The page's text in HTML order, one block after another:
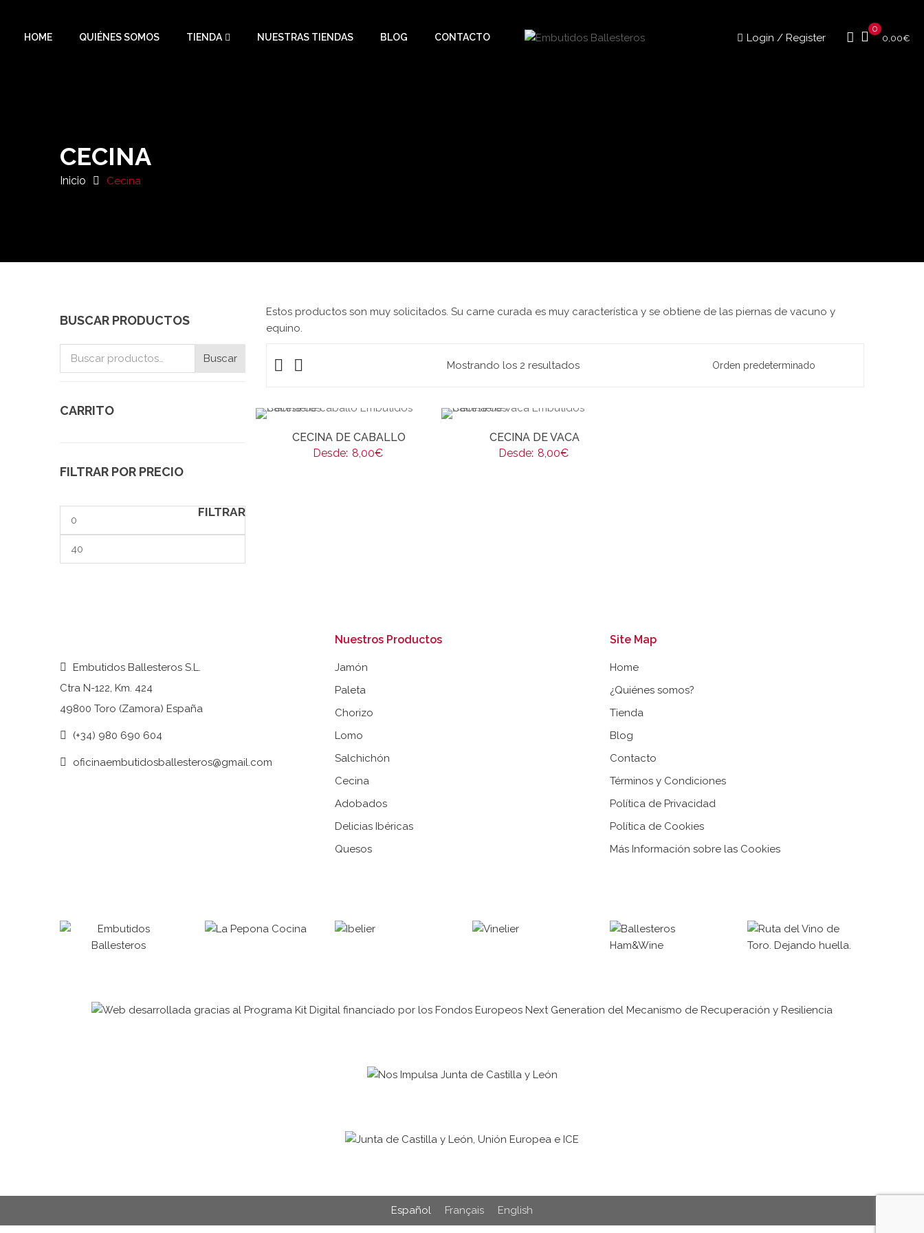
HOME QUIÉNES SOMOS TIENDA NUESTRAS TIENDAS BLOG CONTACTO Login / Register
0
0,00€
CECINA
Inicio Cecina
BUSCAR PRODUCTOS
Buscar
CARRITO
FILTRAR POR PRECIO
máximo
FILTRAR
Estos productos son muy solicitados. Su carne curada es muy característica y se obtiene de las piernas de vacuno y
equino.
Mostrando los 2 resultados
CECINA DE CABALLO
Desde: 8,00€
CECINA DE VACA
Desde: 8,00€
Embutidos Ballesteros S.L.
Ctra N-122, Km. 424
49800 Toro (Zamora) España
(+34) 980 690 604
oficinaembutidosballesteros@gmail.com
Nuestros Productos
Jamón
Paleta
Chorizo
Lomo
Salchichón
Cecina
Adobados
Delicias Ibéricas
Quesos
Site Map
Home
¿Quiénes somos?
Tienda
Blog
Contacto
Términos y Condiciones
Política de Privacidad
Política de Cookies
Más Información sobre las Cookies
Español Français English